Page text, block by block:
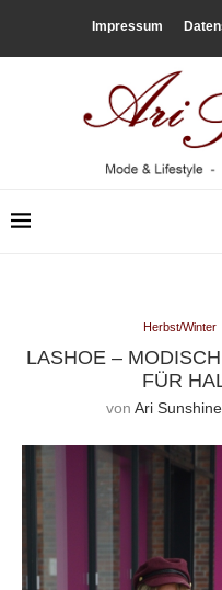
Impressum
Herbst/Winter
LASHOE –
FÜR
von Ari Sunshine